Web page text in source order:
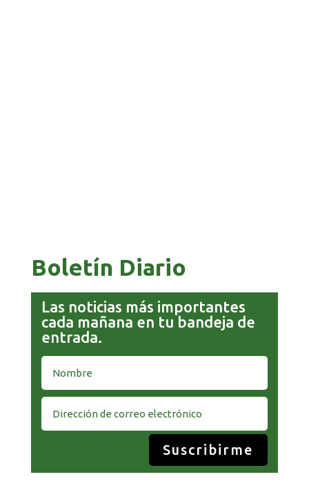
Boletín Diario
Las noticias más importantes
cada mañana en tu bandeja de
entrada.
Suscribirme